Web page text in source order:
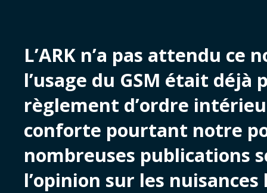
L’ARK n’a pas attendu ce
l’usage du GSM était
règlement d’ordre
conforte pourtant notre
nombreuses publications
l’opinion sur les